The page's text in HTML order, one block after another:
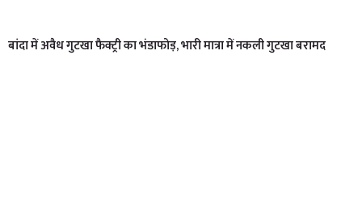
बांदा में अवैध गुटखा फैक्ट्री का भंडाफोड़, भारी मात्रा में नकली गुटखा बरामद